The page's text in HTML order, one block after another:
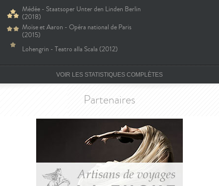
Médée - Staatsoper Unter den Linden Berlin
(2018)
Moïse et Aaron - Opéra national de Paris
(2015)
Lohengrin - Teatro alla Scala (2012)
VOIR LES STATISTIQUES COMPLÈTES
Partenaires